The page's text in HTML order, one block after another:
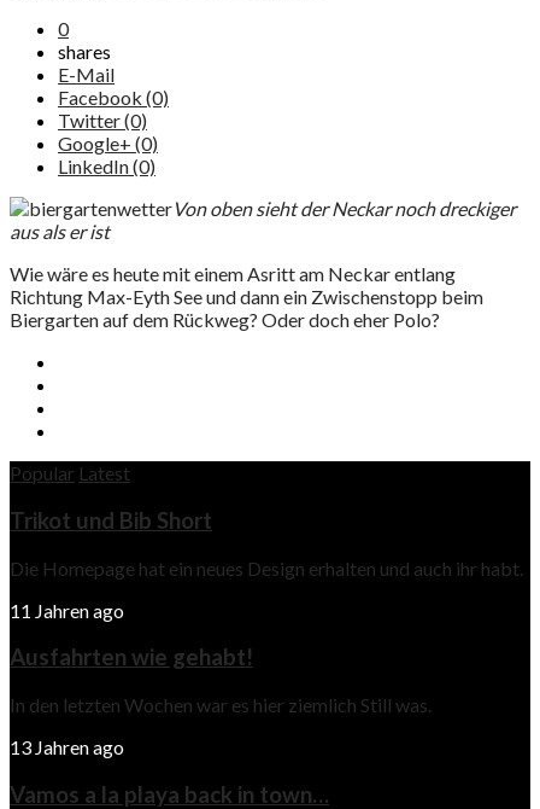
0
shares
E-Mail
Facebook (0)
Twitter (0)
Google+ (0)
LinkedIn (0)
Von oben sieht der Neckar noch dreckiger
aus als er ist
Wie wäre es heute mit einem Asritt am Neckar entlang
Richtung Max-Eyth See und dann ein Zwischenstopp beim
Biergarten auf dem Rückweg? Oder doch eher Polo?
Popular Latest
Trikot und Bib Short
Die Homepage hat ein neues Design erhalten und auch ihr habt.
11 Jahren ago
Ausfahrten wie gehabt!
In den letzten Wochen war es hier ziemlich Still was.
13 Jahren ago
Vamos a la playa back in town…